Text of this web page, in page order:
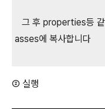
그 후 properties등
asses에 복사합니다
② 실행